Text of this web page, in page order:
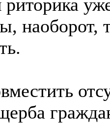
риторика
наоборот,